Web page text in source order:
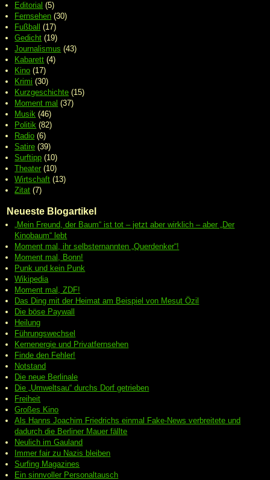
Editorial (5)
Fernsehen (30)
Fußball (17)
Gedicht (19)
Journalismus (43)
Kabarett (4)
Kino (17)
Krimi (30)
Kurzgeschichte (15)
Moment mal (37)
Musik (46)
Politik (82)
Radio (6)
Satire (39)
Surftipp (10)
Theater (10)
Wirtschaft (13)
Zitat (7)
Neueste Blogartikel
„Mein Freund, der Baum“ ist tot – jetzt aber wirklich – aber „Der
Kinobaum“ lebt
Moment mal, ihr selbsternannten „Querdenker“!
Moment mal, Bonn!
Punk und kein Punk
Wikipedia
Moment mal, ZDF!
Das Ding mit der Heimat am Beispiel von Mesut Özil
Die böse Paywall
Heilung
Führungswechsel
Kernenergie und Privatfernsehen
Finde den Fehler!
Notstand
Die neue Berlinale
Die „Umweltsau“ durchs Dorf getrieben
Freiheit
Großes Kino
Als Hanns Joachim Friedrichs einmal Fake-News verbreitete und
dadurch die Berliner Mauer fällte
Neulich im Gauland
Immer fair zu Nazis bleiben
Surfing Magazines
Ein sinnvoller Personaltausch